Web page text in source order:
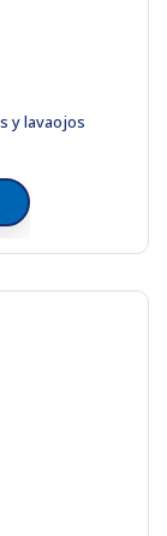
y lavaojos